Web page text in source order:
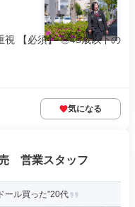
視 【必須】 ◎45歳以下の
気になる
営業スタッフ
ール買った”20代